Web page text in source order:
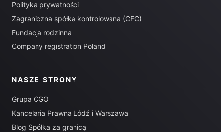
Polityka prywatności
Zagraniczna spółka kontrolowana (CFC)
Fundacja rodzinna
Company registration Poland
NASZE STRONY
Grupa CGO
Kancelaria Prawna Łódź i Warszawa
Blog Spółka za granicą